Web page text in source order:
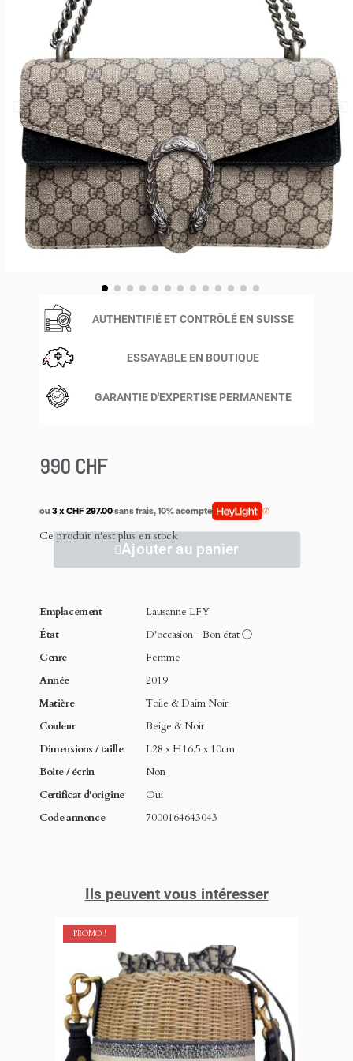
AUTHENTIFIÉ ET CONTRÔLÉ EN SUISSE
ESSAYABLE EN BOUTIQUE
GARANTIE D'EXPERTISE PERMANENTE
990 CHF
ou 3 x CHF 297.00sans frais, 10% acompte
Ce produit n'est plus en stock
Ajouter au panier
Emplacement
Lausanne LFY
État
D'occasion - Bon étatⓘ
Genre
Femme
Année
2019
Matière
Toile & Daim Noir
Couleur
Beige & Noir
Dimensions / taille
L28 x H16.5 x 10cm
Boite / écrin
Non
Certificat d'origine
Oui
Code annonce
7000164643043
Ils peuvent vous intéresser
PROMO !